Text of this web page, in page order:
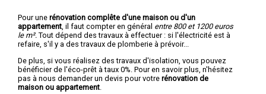
Pour une rénovation complête d'une maison ou d'un
appartement , il faut compter en général entre 800 et 1200 euros
le m². Tout dépend des travaux à effectuer : si l'électricité est à
refaire, s'il y a des travaux de plomberie à prévoir...
De plus, si vous réalisez des travaux d'isolation, vous pouvez
bénéficier de l'éco-prêt à taux 0%. Pour en savoir plus, n'hésitez
pas à nous demander un devis pour votre rénovation de
maison ou appartement